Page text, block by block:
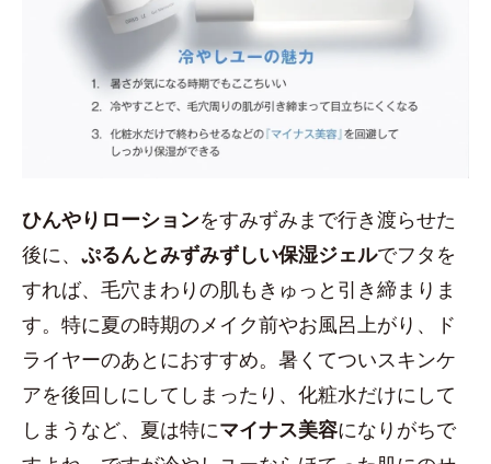
ひんやりローションをすみずみまで行き渡らせた
後に、 ぷるんとみずみずしい保湿ジェルでフタを
すれば、毛穴まわりの肌もきゅっと引き締まりま
す。特に夏の時期のメイク前やお風呂上がり、ド
ライヤーのあとにおすすめ。暑くてついスキンケ
アを後回しにしてしまったり、化粧水だけにして
しまうなど、夏は特にマイナス美容になりがちで